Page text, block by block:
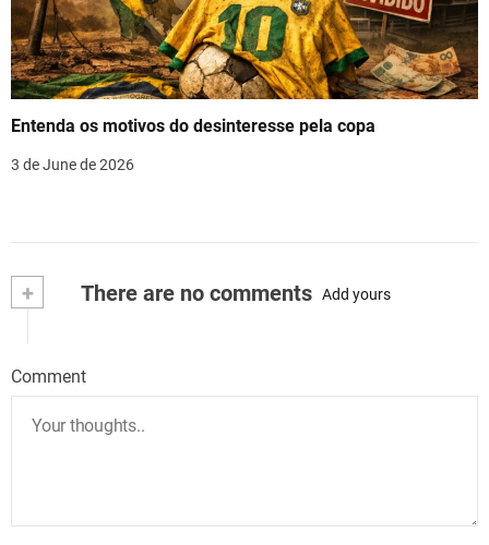
Entenda os motivos do desinteresse pela copa
3 de June de 2026
+ There are no comments Add yours
Comment